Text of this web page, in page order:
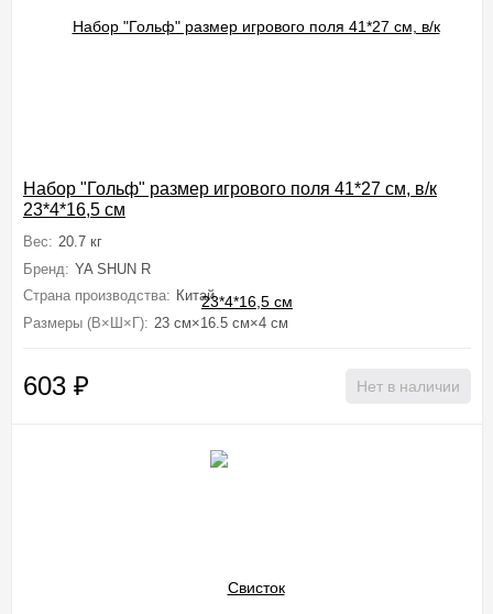
Набор "Гольф" размер игрового поля 41*27 см, в/к
23*4*16,5 см
Вес: 20.7 кг
Бренд: YA SHUN R
Страна производства: Китай
Размеры (В×Ш×Г): 23 см×16.5 см×4 см
603 ₽ Нет в наличии